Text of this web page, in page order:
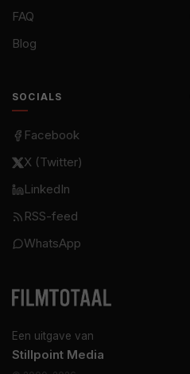
Een uitgave van
Stillpoint Media
FAQ
Blog
SOCIALS
Facebook
X (Twitter)
LinkedIn
RSS-feed
WhatsApp